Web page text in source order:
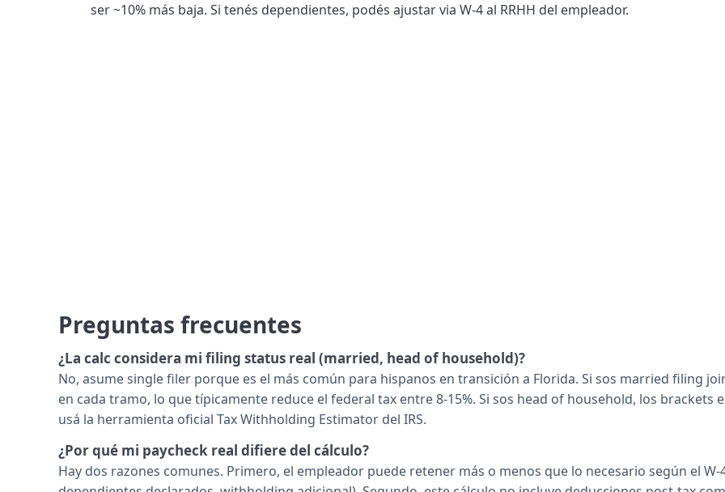
ser ~10% más baja. Si tenés dependientes, podés ajustar via W-4 al RRHH del empleador.
Preguntas frecuentes
¿La calc considera mi filing status real (married, head of household)?
No, asume single filer porque es el más común para hispanos en transición a Florida. Si sos married filing
en cada tramo, lo que típicamente reduce el federal tax entre 8-15%. Si sos head of household, los brackets
usá la herramienta oficial Tax Withholding Estimator del IRS.
¿Por qué mi paycheck real difiere del cálculo?
Hay dos razones comunes. Primero, el empleador puede retener más o menos que lo necesario según el